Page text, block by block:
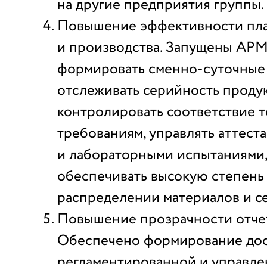
на другие предприятия группы.
Повышение эффективности
и производства. Запущены
формировать сменно-суточные
отслеживать серийность
контролировать соответствие
требованиям, управлять
и лабораторными
обеспечивать высокую
распределении материалов и
Повышение прозрачности
Обеспечено формирование